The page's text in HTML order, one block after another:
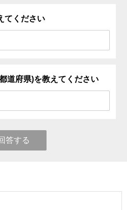
てください
道府県)を教えてください
答する